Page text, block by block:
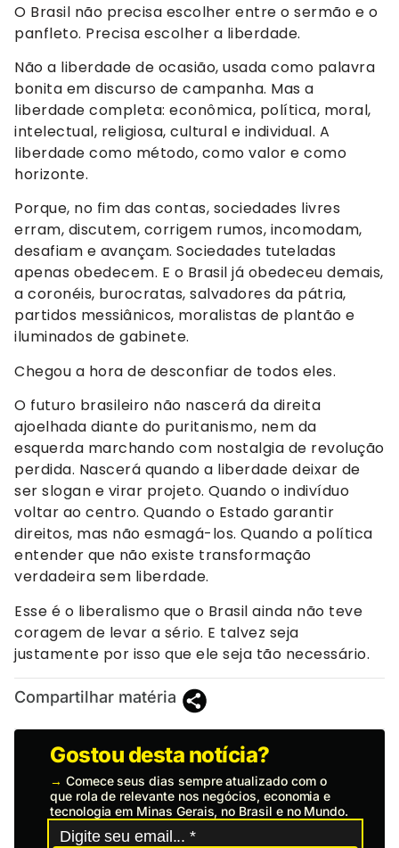
O Brasil não precisa escolher entre o sermão e o
panfleto. Precisa escolher a liberdade.
Não a liberdade de ocasião, usada como palavra
bonita em discurso de campanha. Mas a
liberdade completa: econômica, política, moral,
intelectual, religiosa, cultural e individual. A
liberdade como método, como valor e como
horizonte.
Porque, no fim das contas, sociedades livres
erram, discutem, corrigem rumos, incomodam,
desafiam e avançam. Sociedades tuteladas
apenas obedecem. E o Brasil já obedeceu demais,
a coronéis, burocratas, salvadores da pátria,
partidos messiânicos, moralistas de plantão e
iluminados de gabinete.
Chegou a hora de desconfiar de todos eles.
O futuro brasileiro não nascerá da direita
ajoelhada diante do puritanismo, nem da
esquerda marchando com nostalgia de revolução
perdida. Nascerá quando a liberdade deixar de
ser slogan e virar projeto. Quando o indivíduo
voltar ao centro. Quando o Estado garantir
direitos, mas não esmagá-los. Quando a política
entender que não existe transformação
verdadeira sem liberdade.
Esse é o liberalismo que o Brasil ainda não teve
coragem de levar a sério. E talvez seja
justamente por isso que ele seja tão necessário.
Compartilhar matéria
Gostou desta notícia?
→ Comece seus dias sempre atualizado com o
que rola de relevante nos negócios, economia e
tecnologia em Minas Gerais, no Brasil e no Mundo.